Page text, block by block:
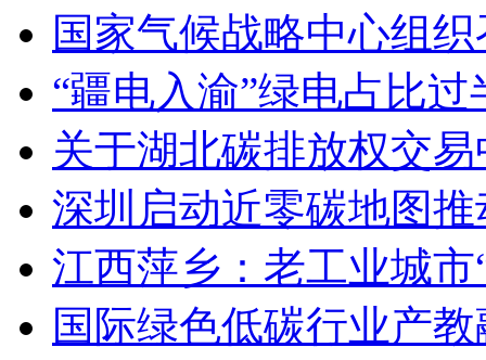
国家气候战略中心组
“疆电入渝”绿电占比
关于湖北碳排放权交
深圳启动近零碳地图推
江西萍乡：老工业城
国际绿色低碳行业产